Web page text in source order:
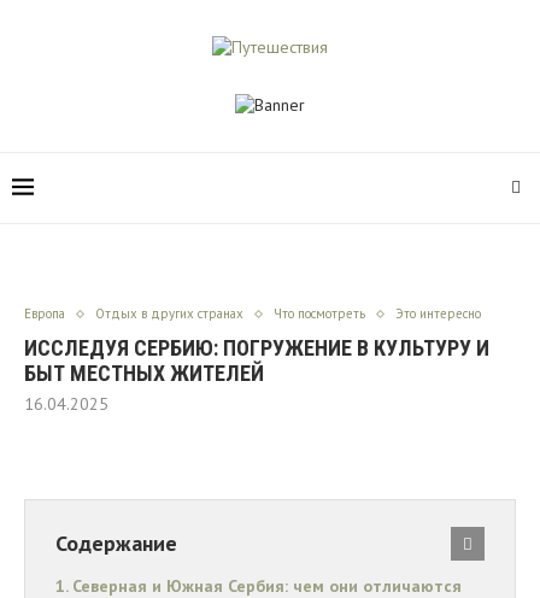
Европа Отдых в других странах Что посмотреть Это интересно
ИССЛЕДУЯ СЕРБИЮ: ПОГРУЖЕНИЕ В КУЛЬТУРУ И
БЫТ МЕСТНЫХ ЖИТЕЛЕЙ
16.04.2025
Содержание
Северная и Южная Сербия: чем они отличаются